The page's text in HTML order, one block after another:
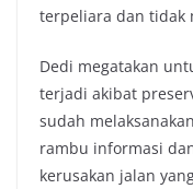
terpeliara dan tidak
Dedi megatakan
terjadi akibat
sudah
rambu informasi
kerusakan jalan